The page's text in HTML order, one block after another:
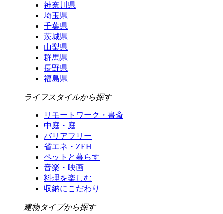
神奈川県
埼玉県
千葉県
茨城県
山梨県
群馬県
長野県
福島県
ライフスタイルから探す
リモートワーク・書斎
中庭・庭
バリアフリー
省エネ・ZEH
ペットと暮らす
音楽・映画
料理を楽しむ
収納にこだわり
建物タイプから探す